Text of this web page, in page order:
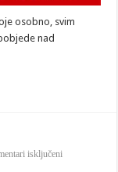
osobno, svim
nad
isključeni